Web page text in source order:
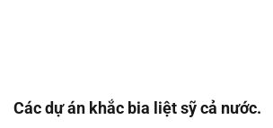
Các dự án khắc bia liệt sỹ cả nước.